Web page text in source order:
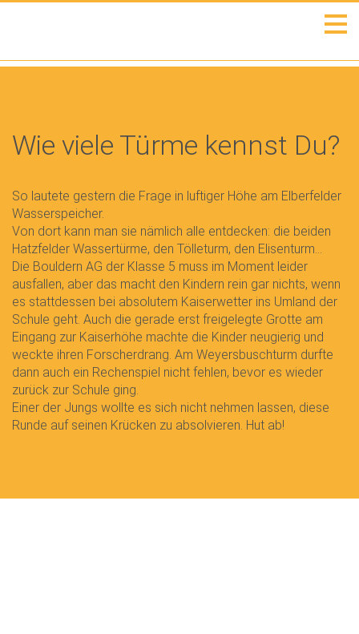
Wie viele Türme kennst Du?
So lautete gestern die Frage in luftiger Höhe am Elberfelder
Wasserspeicher.
Von dort kann man sie nämlich alle entdecken: die beiden
Hatzfelder Wassertürme, den Tölleturm, den Elisenturm…
Die Bouldern AG der Klasse 5 muss im Moment leider
ausfallen, aber das macht den Kindern rein gar nichts, wenn
es stattdessen bei absolutem Kaiserwetter ins Umland der
Schule geht. Auch die gerade erst freigelegte Grotte am
Eingang zur Kaiserhöhe machte die Kinder neugierig und
weckte ihren Forscherdrang. Am Weyersbuschturm durfte
dann auch ein Rechenspiel nicht fehlen, bevor es wieder
zurück zur Schule ging.
Einer der Jungs wollte es sich nicht nehmen lassen, diese
Runde auf seinen Krücken zu absolvieren. Hut ab!